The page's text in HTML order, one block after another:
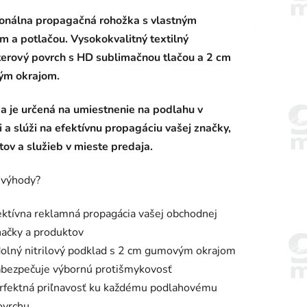
propagačná rohožka s vlastným
a potlačou. Vysokokvalitný textilný
povrch s HD sublimačnou tlačou a 2 cm
okrajom.
je určená na umiestnenie na podlahu v
a slúži na efektívnu propagáciu vašej značky,
a služieb v mieste predaja.
reklamná propagácia vašej obchodnej
a produktov
nitrilový podklad s 2 cm gumovým okrajom
výbornú protišmykovosť
priľnavosť ku každému podlahovému